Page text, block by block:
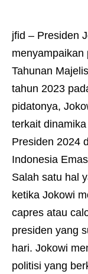
jfid – Presiden
menyampaikan
Tahunan
tahun 2023
pidatonya,
terkait
Presiden 2024
Indonesia
Salah satu hal
ketika Jokowi
capres atau
presiden yang
hari. Jokowi
politisi yang